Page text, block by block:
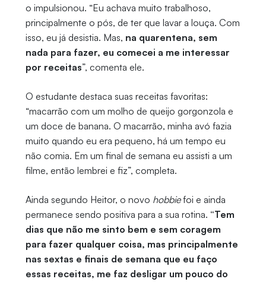
o impulsionou. “Eu achava muito trabalhoso,
principalmente o pós, de ter que lavar a louça. Com
isso, eu já desistia. Mas, na quarentena, sem
nada para fazer, eu comecei a me interessar
por receitas”, comenta ele.
O estudante destaca suas receitas favoritas:
“macarrão com um molho de queijo gorgonzola e
um doce de banana. O macarrão, minha avó fazia
muito quando eu era pequeno, há um tempo eu
não comia. Em um final de semana eu assisti a um
filme, então lembrei e fiz”, completa.
Ainda segundo Heitor, o novo hobbiefoi e ainda
permanece sendo positiva para a sua rotina. “Tem
dias que não me sinto bem e sem coragem
para fazer qualquer coisa, mas principalmente
nas sextas e finais de semana que eu faço
essas receitas, me faz desligar um pouco do